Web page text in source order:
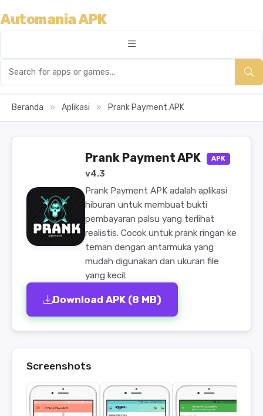
Automania APK
Beranda » Aplikasi » Prank Payment APK
Prank Payment APK APK
v4.3
Prank Payment APK adalah aplikasi
hiburan untuk membuat bukti
pembayaran palsu yang terlihat
realistis. Cocok untuk prank ringan ke
teman dengan antarmuka yang
mudah digunakan dan ukuran file
yang kecil.
Download APK (8 MB)
Screenshots